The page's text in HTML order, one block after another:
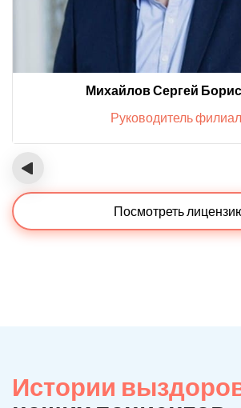
Михайлов Сергей
Руководитель
‹
Посмотреть
Истории